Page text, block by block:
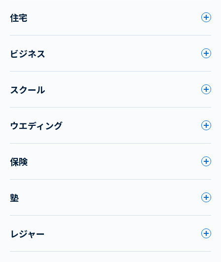
住宅
ビジネス
スクール
ウエディング
保険
塾
レジャー